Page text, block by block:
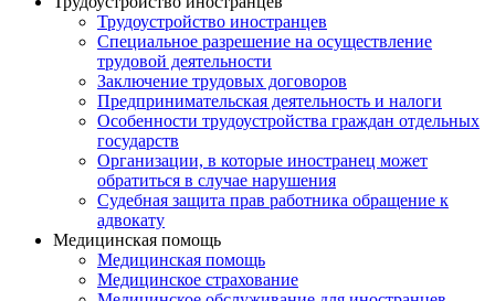
Трудоустройство иностранцев
Специальное разрешение на осуществление
трудовой деятельности
Заключение трудовых договоров
Предпринимательская деятельность и налоги
Особенности трудоустройства граждан отдельных
государств
Организации, в которые иностранец может
обратиться в случае нарушения
Судебная защита прав работника обращение к
адвокату
Медицинская помощь
Медицинская помощь
Медицинское страхование